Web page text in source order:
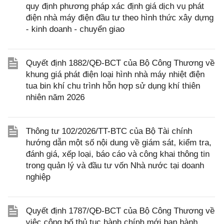
quy định phương pháp xác định giá dịch vụ phát
điện nhà máy điện đầu tư theo hình thức xây dựng
- kinh doanh - chuyển giao
Quyết định 1882/QĐ-BCT của Bộ Công Thương về
khung giá phát điện loại hình nhà máy nhiệt điện
tua bin khí chu trình hỗn hợp sử dụng khí thiên
nhiên năm 2026
Thông tư 102/2026/TT-BTC của Bộ Tài chính
hướng dẫn một số nội dung về giám sát, kiểm tra,
đánh giá, xếp loại, báo cáo và công khai thông tin
trong quản lý và đầu tư vốn Nhà nước tại doanh
nghiệp
Quyết định 1787/QĐ-BCT của Bộ Công Thương về